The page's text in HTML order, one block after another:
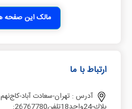
مالک این صفحه
ارتباط با ما
آدرس :ﺗﻬﺮان-ﺳﻌﺎدت آﺑﺎد-